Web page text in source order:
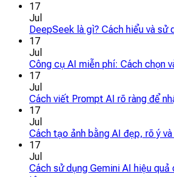
17
Jul
DeepSeek là gì? Cách hiểu và sử
17
Jul
Công cụ AI miễn phí: Cách chọn
17
Jul
Cách viết Prompt AI rõ ràng để
17
Jul
Cách tạo ảnh bằng AI đẹp, rõ ý
17
Jul
Cách sử dụng Gemini AI hiệu